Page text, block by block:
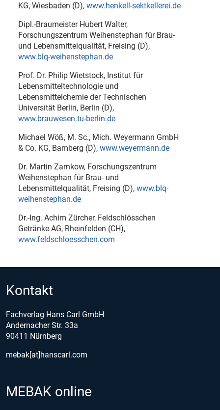
KG, Wiesbaden (D), www.henkell-sektkellerei.de
Dipl.-Braumeister Hubert Walter,
Forschungszentrum Weihenstephan für Brau-
und Lebensmittelqualität, Freising (D),
www.blq-weihenstephan.de
Prof. Dr. Philip Wietstock, Institut für
Lebensmitteltechnologie und
Lebensmittelchemie der Technischen
Universität Berlin, Berlin (D),
www.brauwesen.tu-berlin.de
Michael Wöß, M. Sc., Mich. Weyermann GmbH
& Co. KG, Bamberg (D), www.weyermann.de
Dr. Martin Zarnkow, Forschungszentrum
Weihenstephan für Brau- und
Lebensmittelqualität, Freising (D), www.blq-
weihenstephan.de
Dr.-Ing. Achim Zürcher, Feldschlösschen
Getränke AG, Rheinfelden (CH),
www.feldschloesschen.com
Kontakt
Fachverlag Hans Carl GmbH
Andernacher Str. 33a
90411 Nürnberg
mebak[at]hanscarl.com
MEBAK online